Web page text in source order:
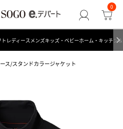
0
ト レディース メンズキッズ・ベビーホーム・キッチン
ス/スタンドカラージャケット